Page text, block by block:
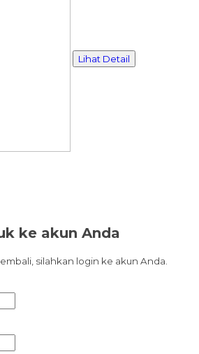
Lihat Detail
ke akun Anda
silahkan login ke akun Anda.